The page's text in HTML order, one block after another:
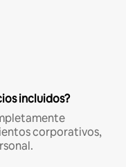
incluidos?
corporativos,